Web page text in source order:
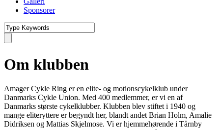
Sponsorer
Om klubben
Amager Cykle Ring er en elite- og motionscykelklub under
Danmarks Cykle Union. Med 400 medlemmer, er vi en af
Danmarks største cykelklubber. Klubben blev stiftet i 1940 og
mange eliteryttere er begyndt her, blandt andet Brian Holm, Amalie
Didriksen og Mattias Skjelmose. Vi er hjemmehørende i Tårnby